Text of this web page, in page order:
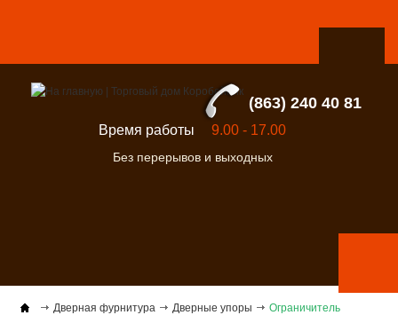
(863) 240 40 81
Время работы 9.00 - 17.00
Без перерывов и выходных
Дверная фурнитура Дверные упоры Ограничитель